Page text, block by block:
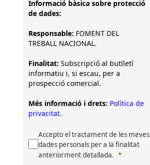
Informació bàsica sobre protecció
de dades:
Responsable: FOMENT DEL
TREBALL NACIONAL.
Finalitat: Subscripció al butlletí
informatiu i, si escau, per a
prospecció comercial.
Més informació i drets: Política de
privacitat.
Accepto el tractament de les meves
dades personals per a la finalitat
anteriorment detallada.